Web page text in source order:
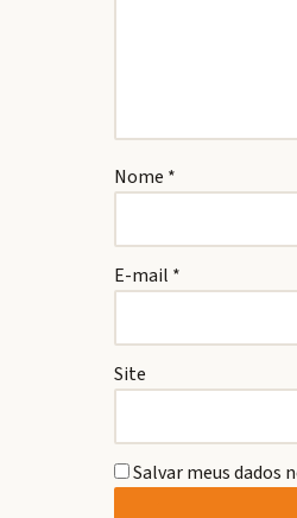
Nome *
E-mail *
Site
Salvar meus dados